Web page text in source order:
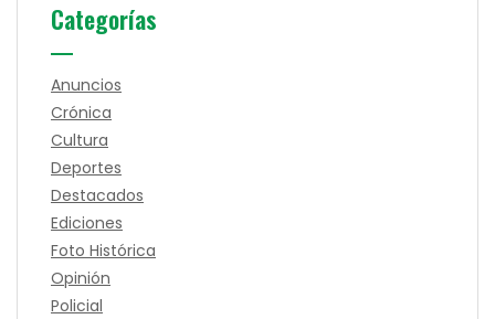
Categorías
Anuncios
Crónica
Cultura
Deportes
Destacados
Ediciones
Foto Histórica
Opinión
Policial